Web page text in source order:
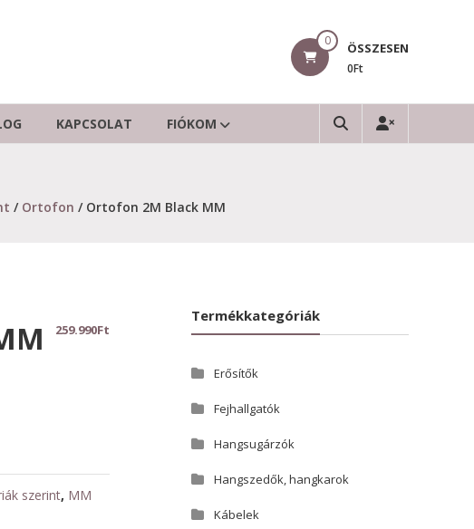
0 ÖSSZESEN
0Ft
KAPCSOLAT FIÓKOM
/ Ortofon / Ortofon 2M Black MM
259.990Ft
szerint, MM
Termékkategóriák
Erősítők
Fejhallgatók
Hangsugárzók
Hangszedők, hangkarok
Kábelek